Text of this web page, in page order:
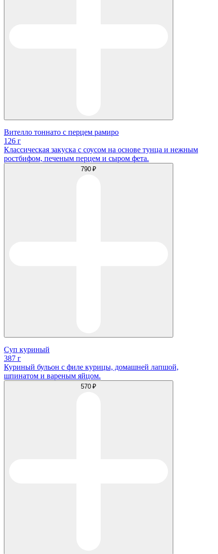
Вителло тоннато с перцем рамиро
126 г
Классическая закуска с соусом на основе тунца и нежным
ростбифом, печеным перцем и сыром фета.
790 ₽
Суп куриный
387 г
Куриный бульон с филе курицы, домашней лапшой,
шпинатом и вареным яйцом.
570 ₽